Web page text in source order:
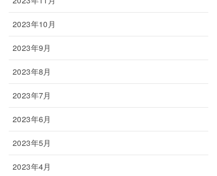
2023年10月
2023年9月
2023年8月
2023年7月
2023年6月
2023年5月
2023年4月